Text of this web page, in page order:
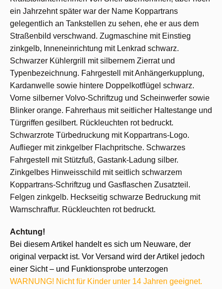
ein Jahrzehnt später war der Name Koppartrans
gelegentlich an Tankstellen zu sehen, ehe er aus dem
Straßenbild verschwand. Zugmaschine mit Einstieg
zinkgelb, Inneneinrichtung mit Lenkrad schwarz.
Schwarzer Kühlergrill mit silbernem Zierrat und
Typenbezeichnung. Fahrgestell mit Anhängerkupplung,
Kardanwelle sowie hintere Doppelkotflügel schwarz.
Vorne silberner Volvo-Schriftzug und Scheinwerfer sowie
Blinker orange. Fahrerhaus mit seitlicher Haltestange und
Türgriffen gesilbert. Rückleuchten rot bedruckt.
Schwarzrote Türbedruckung mit Koppartrans-Logo.
Auflieger mit zinkgelber Flachpritsche. Schwarzes
Fahrgestell mit Stützfuß, Gastank-Ladung silber.
Zinkgelbes Hinweisschild mit seitlich schwarzem
Koppartrans-Schriftzug und Gasflaschen Zusatzteil.
Felgen zinkgelb. Heckseitig schwarze Bedruckung mit
Warnschraffur. Rückleuchten rot bedruckt.
Achtung!
Bei diesem Artikel handelt es sich um Neuware, der
original verpackt ist. Vor Versand wird der Artikel jedoch
einer Sicht – und Funktionsprobe unterzogen
WARNUNG! Nicht für Kinder unter 14 Jahren geeignet.